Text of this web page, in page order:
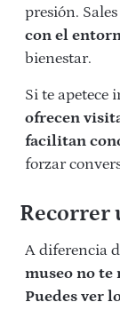
presión.
con el
bienestar.
Si te apetece
ofrecen
facilitan
forzar
Recorrer
A diferencia
museo no te
Puedes ver